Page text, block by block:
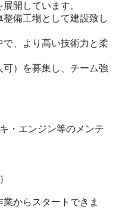
開しています。
備工場として建設致し
、より高い技術力と柔
）を募集し、チーム強
・エンジン等のメンテ
からスタートできま